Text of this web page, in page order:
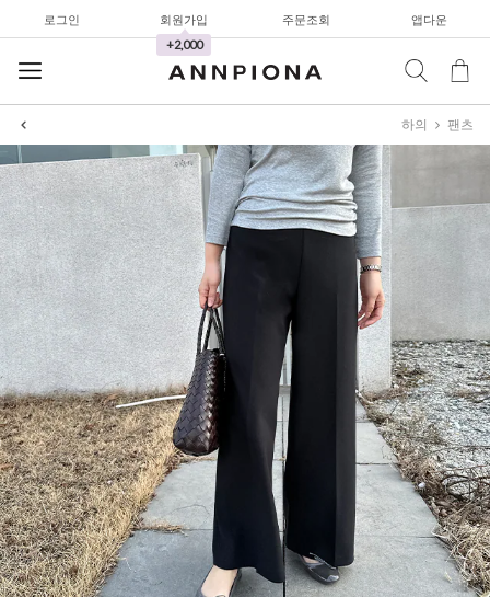
로그인
회원가입
+2,000
주문조회 앱다운
가디건/니트
와이드팬츠
한정세일
셔츠&블라우스
가디건/니트
와이드팬츠
셔츠&블라우스
가디건/니트
와이드팬츠
하의 팬츠